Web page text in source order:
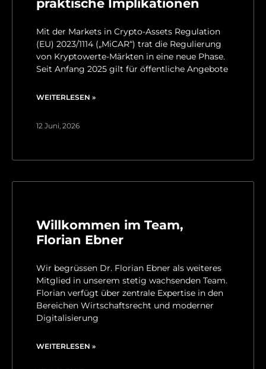
praktische Implikationen
Mit der Markets in Crypto-Assets Regulation
(EU) 2023/1114 („MiCAR“) trat die Regulierung
von Kryptowerte-Märkten in eine neue Phase.
Seit Anfang 2025 gilt für öffentliche Angebote
WEITERLESEN »
12 Juni, 2026
Willkommen im Team,
Florian Ebner
Wir begrüssen Dr. Florian Ebner als weiteres
Mitglied in unserem stetig wachsenden Team.
Florian verfügt über zentrale Expertise in den
Bereichen Wirtschaftsrecht und moderner
Digitalisierung
WEITERLESEN »